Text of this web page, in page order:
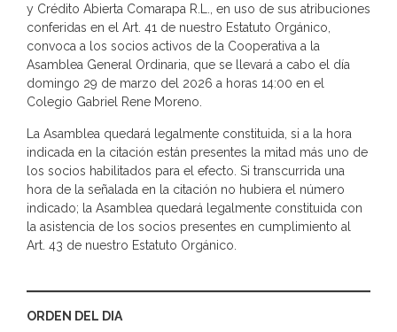
y Crédito Abierta Comarapa R.L., en uso de sus atribuciones
conferidas en el Art. 41 de nuestro Estatuto Orgánico,
convoca a los socios activos de la Cooperativa a la
Asamblea General Ordinaria, que se llevará a cabo el día
domingo 29 de marzo del 2026 a horas 14:00 en el
Colegio Gabriel Rene Moreno.
La Asamblea quedará legalmente constituida, si a la hora
indicada en la citación están presentes la mitad más uno de
los socios habilitados para el efecto. Si transcurrida una
hora de la señalada en la citación no hubiera el número
indicado; la Asamblea quedará legalmente constituida con
la asistencia de los socios presentes en cumplimiento al
Art. 43 de nuestro Estatuto Orgánico.
ORDEN DEL DIA